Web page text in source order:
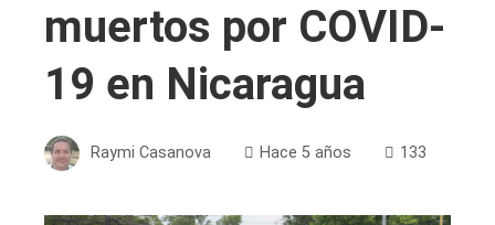
muertos por COVID-
19 en Nicaragua
Raymi Casanova Hace 5 años 133